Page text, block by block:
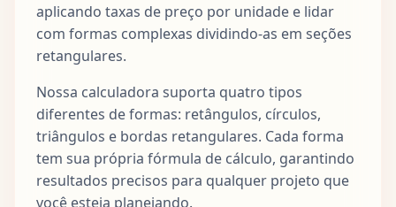
aplicando taxas de preço por unidade e lidar
com formas complexas dividindo-as em seções
retangulares.
Nossa calculadora suporta quatro tipos
diferentes de formas: retângulos, círculos,
triângulos e bordas retangulares. Cada forma
tem sua própria fórmula de cálculo, garantindo
resultados precisos para qualquer projeto que
você esteja planejando.